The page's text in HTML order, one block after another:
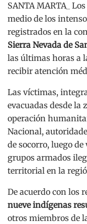
SANTA MARTA_
medio de los
registrados en la
Sierra Nevada de
las últimas horas a
recibir atención
Las víctimas,
evacuadas desde
operación
Nacional,
de socorro, luego
grupos armados
territorial en la
De acuerdo con los
nueve indígenas
otros miembros de